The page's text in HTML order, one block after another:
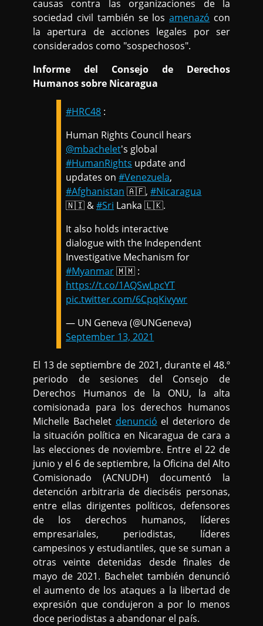
causas contra las organizaciones de la
sociedad civil también se losamenazó con
la apertura de acciones legales por ser
considerados como "sospechosos".
Informe del Consejo de Derechos
Humanos sobre Nicaragua
#HRC48 :
Human Rights Council hears
@mbachelet's global
#HumanRights update and
updates on#Venezuela,
#Afghanistan 🇦🇫,#Nicaragua
🇳🇮 &#Sri Lanka 🇱🇰.
It also holds interactive
dialogue with the Independent
Investigative Mechanism for
#Myanmar🇲🇲 :
https://t.co/1AQSwLpcYT
pic.twitter.com/6CpqKivywr
— UN Geneva (@UNGeneva)
September 13, 2021
El 13 de septiembre de 2021, durante el 48.º
periodo de sesiones del Consejo de
Derechos Humanos de la ONU, la alta
comisionada para los derechos humanos
Michelle Bachelet denunció el deterioro de
la situación política en Nicaragua de cara a
las elecciones de noviembre. Entre el 22 de
junio y el 6 de septiembre, la Oficina del Alto
Comisionado (ACNUDH) documentó la
detención arbitraria de dieciséis personas,
entre ellas dirigentes políticos, defensores
de los derechos humanos, líderes
empresariales, periodistas, líderes
campesinos y estudiantiles, que se suman a
otras veinte detenidas desde finales de
mayo de 2021. Bachelet también denunció
el aumento de los ataques a la libertad de
expresión que condujeron a por lo menos
doce periodistas a abandonar el país.